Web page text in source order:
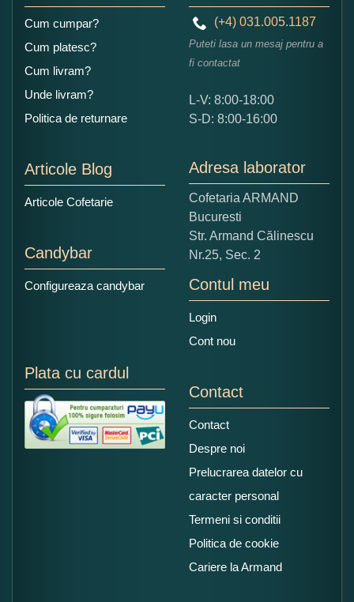
Ce nota acordati acestui produs?
5
Copiati alaturi numarul din imagine:
Cum cumpar?
Cum platesc?
Cum livram?
Unde livram?
Politica de returnare
Articole Blog
Articole Cofetarie
Candybar
Configureaza candybar
(+4) 031.005.1187
Puteti lasa un mesaj pentru a
fi contactat
L-V: 8:00-18:00
S-D: 8:00-16:00
Adresa laborator
Cofetaria ARMAND
Bucuresti
Str. Armand Călinescu
Nr.25, Sec. 2
Contul meu
Login
Cont nou
Plata cu cardul
Contact
Contact
Despre noi
Prelucrarea datelor cu
caracter personal
Termeni si conditii
Politica de cookie
Cariere la Armand